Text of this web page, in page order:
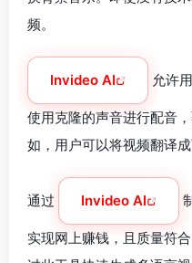
频。
Invideo AI 允许
使用克隆的声音进行配音
如，用户可以将视频翻译
通过 Invideo AI
实现网上赚钱，且质量符